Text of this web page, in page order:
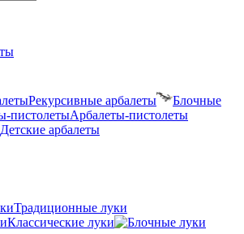
Рекурсивные арбалеты
Блочные
Арбалеты-пистолеты
Детские арбалеты
Традиционные луки
Классические луки